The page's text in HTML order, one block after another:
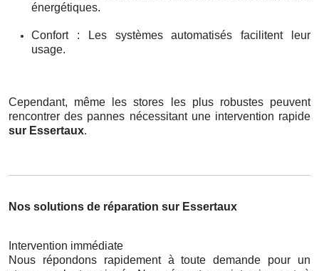
énergétiques.
Confort : Les systèmes automatisés facilitent leur
usage.
Cependant, même les stores les plus robustes peuvent
rencontrer des pannes nécessitant une intervention rapide
sur Essertaux.
Nos solutions de réparation sur Essertaux
Intervention immédiate
Nous répondons rapidement à toute demande pour un